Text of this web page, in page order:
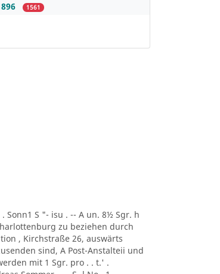
1561
Sonn1 S "- isu . -- A un. 8½ Sgr. h
zu beziehen durch
, Kirchstraße 26, auswärts
sind, A Post-Anstalteii und
mit 1 Sgr. pro . . t.' .